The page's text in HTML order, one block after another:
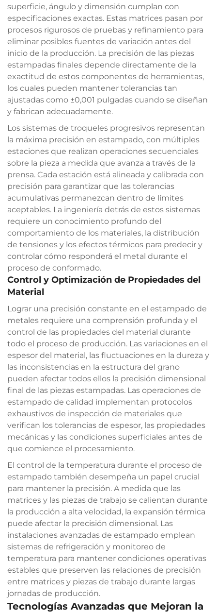
superficie, ángulo y dimensión cumplan con
especificaciones exactas. Estas matrices pasan por
procesos rigurosos de pruebas y refinamiento para
eliminar posibles fuentes de variación antes del
inicio de la producción. La precisión de las piezas
estampadas finales depende directamente de la
exactitud de estos componentes de herramientas,
los cuales pueden mantener tolerancias tan
ajustadas como ±0,001 pulgadas cuando se diseñan
y fabrican adecuadamente.
Los sistemas de troqueles progresivos representan
la máxima precisión en estampado, con múltiples
estaciones que realizan operaciones secuenciales
sobre la pieza a medida que avanza a través de la
prensa. Cada estación está alineada y calibrada con
precisión para garantizar que las tolerancias
acumulativas permanezcan dentro de límites
aceptables. La ingeniería detrás de estos sistemas
requiere un conocimiento profundo del
comportamiento de los materiales, la distribución
de tensiones y los efectos térmicos para predecir y
controlar cómo responderá el metal durante el
proceso de conformado.
Control y Optimización de Propiedades del
Material
Lograr una precisión constante en el estampado de
metales requiere una comprensión profunda y el
control de las propiedades del material durante
todo el proceso de producción. Las variaciones en el
espesor del material, las fluctuaciones en la dureza y
las inconsistencias en la estructura del grano
pueden afectar todos ellos la precisión dimensional
final de las piezas estampadas. Las operaciones de
estampado de calidad implementan protocolos
exhaustivos de inspección de materiales que
verifican los tolerancias de espesor, las propiedades
mecánicas y las condiciones superficiales antes de
que comience el procesamiento.
El control de la temperatura durante el proceso de
estampado también desempeña un papel crucial
para mantener la precisión. A medida que las
matrices y las piezas de trabajo se calientan durante
la producción a alta velocidad, la expansión térmica
puede afectar la precisión dimensional. Las
instalaciones avanzadas de estampado emplean
sistemas de refrigeración y monitoreo de
temperatura para mantener condiciones operativas
estables que preserven las relaciones de precisión
entre matrices y piezas de trabajo durante largas
jornadas de producción.
Tecnologías Avanzadas que Mejoran la